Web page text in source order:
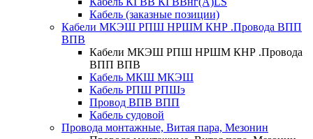
Кабель (заказные позиции)
Кабели МКЭШ РПШ НРШМ КНР .Провода ВПП
ВПВ
Кабели МКЭШ РПШ НРШМ КНР .Провода
ВПП ВПВ
Кабель МКШ МКЭШ
Кабель РПШ РПШэ
Провод ВПВ ВПП
Кабель судовой
Провода монтажные, Витая пара, Мезонин